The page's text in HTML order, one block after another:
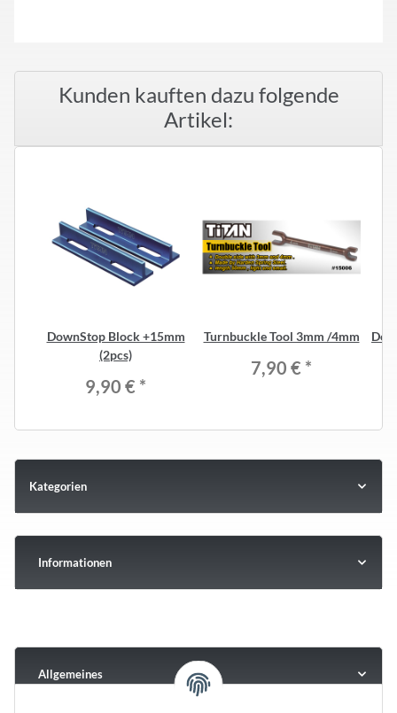
Kunden kauften dazu folgende
Artikel:
DownStop Block +15mm
(2pcs)
9,90 € *
Turnbuckle Tool 3mm /4mm
7,90 € *
Kategorien
Informationen
Allgemeines